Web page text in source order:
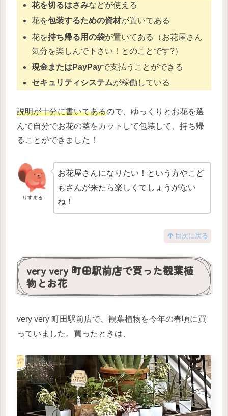
花を切るはさみなどが使える
花を包装するための資材が置いてある
花を持ち帰る用の袋が置いてある（お花屋さん
気分を楽しんで下さい！とのことです?）
現金またはPayPayで支払うことができる
セキュリティシステムが稼働している
説明が十分に書いてあるので、ゆっくりとお花を選
んで自分でお花の茎をカットして包装して、持ち帰
ることができました！
りすまる
お花屋さんになりたい！という方やこど
もさんが来たら楽しくてしょうがない
ね！
目次に戻る
very very 町田駅前店で買った観葉植
物とお花
very very 町田駅前店で、観葉植物を今年の春頃に買
っていました。買ったときは、